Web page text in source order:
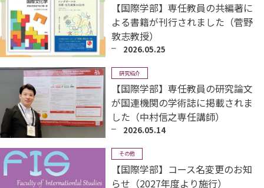
【国際学部】専任教員の共編著に
よる書籍が刊行されました（菅野
敦志教授）
2026.05.25
研究紹介
【国際学部】専任教員の研究論文
が国連機関の学術誌に掲載されま
した（中村信之専任講師）
2026.05.14
その他
【国際学部】コース名変更のお知
らせ（2027年度より施行）